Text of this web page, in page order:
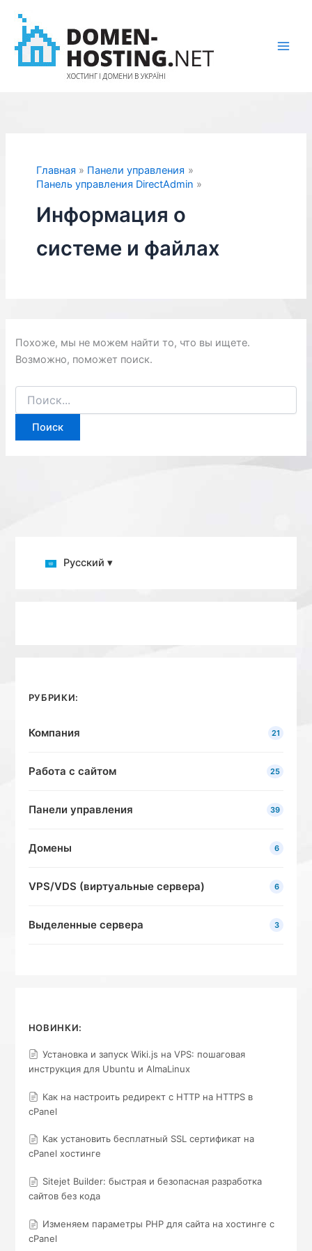
содержимому
Главная
Панели управления
Панель управления DirectAdmin
Информация о
системе и файлах
Похоже, мы не можем найти то, что вы ищете.
Возможно, поможет поиск.
Поиск:
Русский ▾
РУБРИКИ:
Компания 21
Работа с сайтом 25
Панели управления 39
Домены 6
VPS/VDS (виртуальные сервера) 6
Выделенные сервера 3
НОВИНКИ:
Установка и запуск Wiki.js на VPS: пошаговая
инструкция для Ubuntu и AlmaLinux
Как на настроить редирект с HTTP на HTTPS в
cPanel
Как установить бесплатный SSL сертификат на
cPanel хостинге
Sitejet Builder: быстрая и безопасная разработка
сайтов без кода
Изменяем параметры PHP для сайта на хостинге с
cPanel